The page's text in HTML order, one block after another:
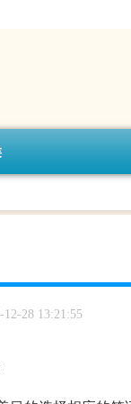
12-28 13:21:55